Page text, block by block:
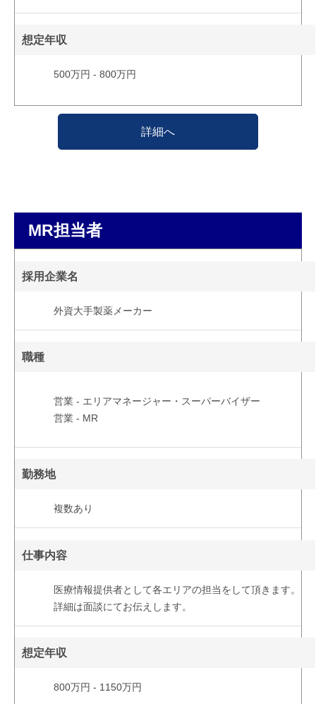
想定年収
500万円 - 800万円
詳細へ
MR担当者
採用企業名
外資大手製薬メーカー
職種
営業 - エリアマネージャー・スーパーバイザー
営業 - MR
勤務地
複数あり
仕事内容
医療情報提供者として各エリアの担当をして頂きます。
詳細は面談にてお伝えします。
想定年収
800万円 - 1150万円